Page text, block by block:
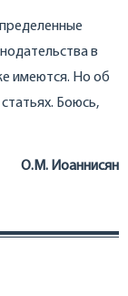
в
имеются. Но об
Боюсь,
О.М. Иоаннисян